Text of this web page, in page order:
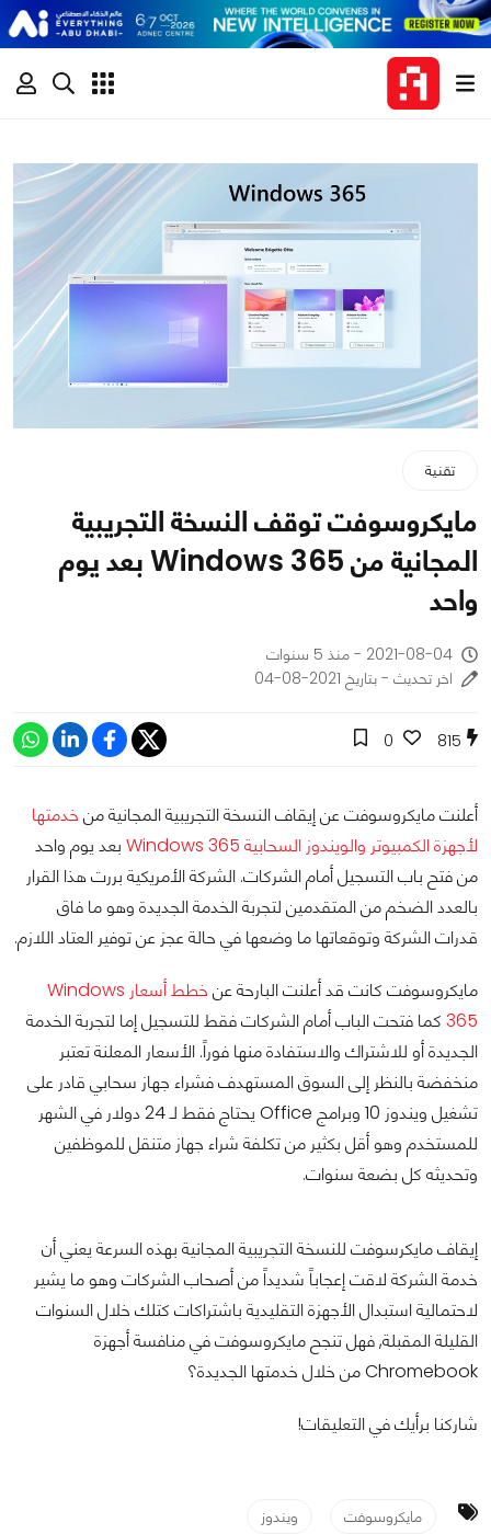
تقنية
مايكروسوفت توقف النسخة التجريبية
المجانية من Windows 365 بعد يوم
واحد
2021-08-04 - منذ 5 سنوات
اخر تحديث - بتاريخ 2021-08-04
815
0
أعلنت مايكروسوفت عن إيقاف النسخة التجريبية المجانية من خدمتها
لأجهزة الكمبيوتر والويندوز السحابية Windows 365
بعد يوم واحد
من فتح باب التسجيل أمام الشركات. الشركة الأمريكية بررت هذا القرار
بالعدد الضخم من المتقدمين لتجربة الخدمة الجديدة وهو ما فاق
قدرات الشركة وتوقعاتها ما وضعها في حالة عجز عن توفير العتاد اللازم.
مايكروسوفت كانت قد أعلنت البارحة عن
خطط أسعار Windows
365كما فتحت الباب أمام الشركات فقط للتسجيل إما لتجربة الخدمة
الجديدة أو للاشتراك والاستفادة منها فوراً. الأسعار المعلنة تعتبر
منخفضة بالنظر إلى السوق المستهدف فشراء جهاز سحابي قادر على
تشغيل ويندوز 10 وبرامج Office يحتاج فقط لـ 24 دولار في الشهر
للمستخدم وهو أقل بكثير من تكلفة شراء جهاز متنقل للموظفين
وتحديثه كل بضعة سنوات.
إيقاف مايكرسوفت للنسخة التجريبية المجانية بهذه السرعة يعني أن
خدمة الشركة لاقت إعجاباً شديداً من أصحاب الشركات وهو ما يشير
لاحتمالية استبدال الأجهزة التقليدية باشتراكات كتلك خلال السنوات
القليلة المقبلة, فهل تنجح مايكروسوفت في منافسة أجهزة
Chromebook من خلال خدمتها الجديدة؟
شاركنا برأيك في التعليقات!
مايكروسوفت ويندوز